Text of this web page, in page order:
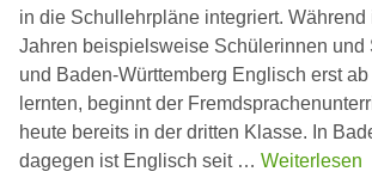
in die Schullehrpläne integriert. Während
Jahren beispielsweise Schülerinnen und
und Baden-Württemberg Englisch erst
lernten, beginnt der
heute bereits in der dritten Klasse. In
dagegen ist Englisch seit … Weiterlesen